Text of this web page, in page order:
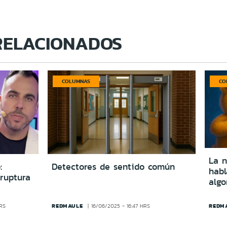
COLUMNAS
Detectores de sentido común
REDMAULE 16/06/2025 - 16:47 HRS
La